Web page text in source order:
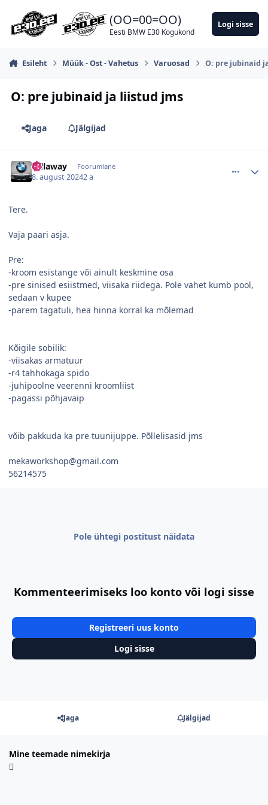
(OO=00=OO)
Eesti BMW E30 Kogukond
Logi sisse
Esileht Müük - Ost - Vahetus Varuosad O: pre jubinaid
O: pre jubinaid ja liistud jms
Jaga Jälgijad
callaway Foorumlane
8. august 20242 a
Tere.
Vaja paari asja.
Pre:
-kroom esistange või ainult keskmine osa
-pre sinised esiistmed, viisaka riidega. Pole vahet kumb pool,
sedaan v kupee
-parem tagatuli, hea hinna korral ka mõlemad
Kõigile sobilik:
-viisakas armatuur
-r4 tahhokaga spido
-juhipoolne veerenni kroomliist
-pagassi põhjavaip
võib pakkuda ka pre tuunijuppe. Põllelisasid jms
mekaworkshop@gmail.com
56214575
Pole ühtegi postitust näidata
Kommenteerimiseks loo konto või logi sisse
Registreeri uus konto
Logi sisse
Jaga Jälgijad
Mine teemade nimekirja